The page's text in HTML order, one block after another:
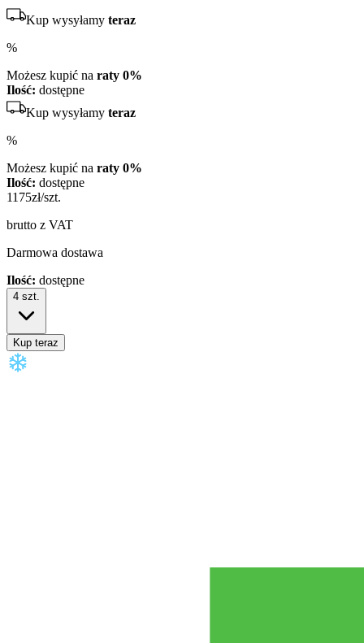
Kup wysyłamy teraz
%
Możesz kupić na raty 0%
Ilość: dostępne
Kup wysyłamy teraz
%
Możesz kupić na raty 0%
Ilość: dostępne
1175zł/szt.
brutto z VAT
Darmowa dostawa
Ilość: dostępne
4 szt.
Kup teraz